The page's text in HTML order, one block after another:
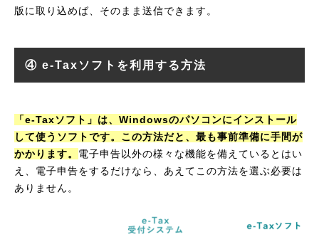
版に取り込めば、そのまま送信できます。
④ e-Taxソフトを利用する方法
「e-Taxソフト」は、Windowsのパソコンにインストール
して使うソフトです。この方法だと、最も事前準備に手間が
かかります。 電子申告以外の様々な機能を備えているとはい
え、電子申告をするだけなら、あえてこの方法を選ぶ必要は
ありません。